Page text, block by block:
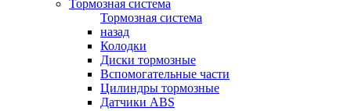
Тормозная система
Тормозная система
назад
Колодки
Диски тормозные
Вспомогательные части
Цилиндры тормозные
Датчики ABS